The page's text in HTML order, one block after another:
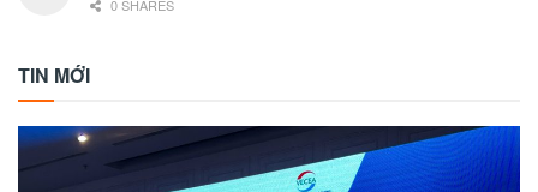
0 SHARES
TIN MỚI